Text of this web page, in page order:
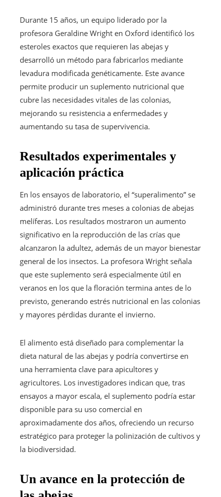
Durante 15 años, un equipo liderado por la
profesora Geraldine Wright en Oxford identificó los
esteroles exactos que requieren las abejas y
desarrolló un método para fabricarlos mediante
levadura modificada genéticamente. Este avance
permite producir un suplemento nutricional que
cubre las necesidades vitales de las colonias,
mejorando su resistencia a enfermedades y
aumentando su tasa de supervivencia.
Resultados experimentales y
aplicación práctica
En los ensayos de laboratorio, el “superalimento” se
administró durante tres meses a colonias de abejas
melíferas. Los resultados mostraron un aumento
significativo en la reproducción de las crías que
alcanzaron la adultez, además de un mayor bienestar
general de los insectos. La profesora Wright señala
que este suplemento será especialmente útil en
veranos en los que la floración termina antes de lo
previsto, generando estrés nutricional en las colonias
y mayores pérdidas durante el invierno.
El alimento está diseñado para complementar la
dieta natural de las abejas y podría convertirse en
una herramienta clave para apicultores y
agricultores. Los investigadores indican que, tras
ensayos a mayor escala, el suplemento podría estar
disponible para su uso comercial en
aproximadamente dos años, ofreciendo un recurso
estratégico para proteger la polinización de cultivos y
la biodiversidad.
Un avance en la protección de